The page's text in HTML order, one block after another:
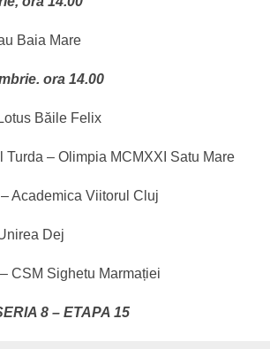
Baia Mare
ora 14.00
Băile Felix
Turda – Olimpia MCMXXI Satu Mare
Academica Viitorul Cluj
Dej
CSM Sighetu Marmației
8 – ETAPA 15